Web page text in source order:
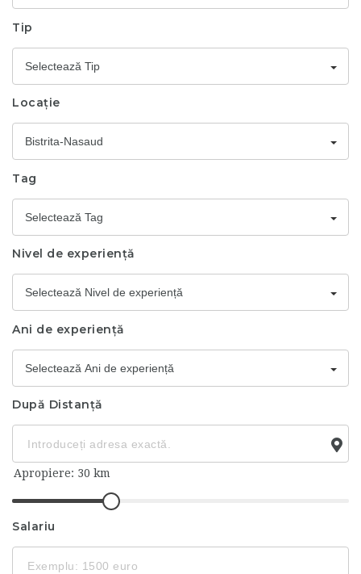
Tip
Selectează Tip
Locație
Bistrita-Nasaud
Tag
Selectează Tag
Nivel de experiență
Selectează Nivel de experiență
Ani de experiență
Selectează Ani de experiență
După Distanță
Salariu